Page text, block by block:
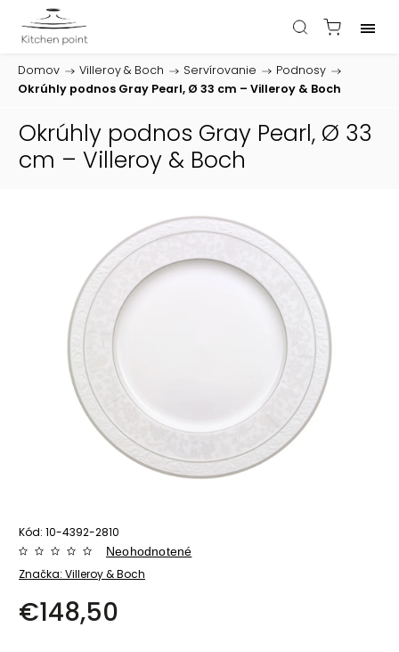
Domov / Villeroy & Boch / Servírovanie / Podnosy /
Okrúhly podnos Gray Pearl, Ø 33 cm – Villeroy & Boch
Okrúhly podnos Gray Pearl, Ø 33
cm – Villeroy & Boch
Kód: 10-4392-2810
Značka: Villeroy & Boch
Neohodnotené
€148,50